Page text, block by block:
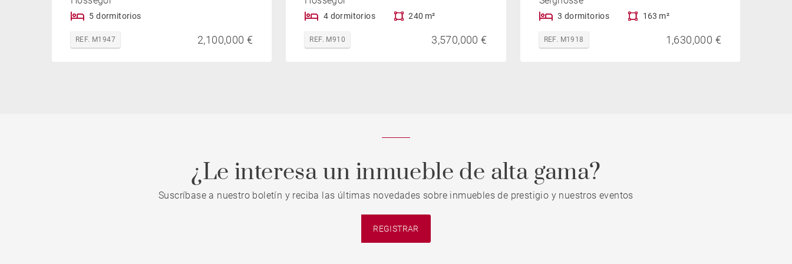
5 dormitorios
REF. M1947 2,100,000 €
4 dormitorios 240 m²
REF. M910 3,570,000 €
3 dormitorios 163 m²
REF. M1918 1,630,000 €
¿Le interesa un inmueble de alta gama?
Suscríbase a nuestro boletín y reciba las últimas novedades sobre inmuebles de prestigio y nuestros eventos
REGISTRAR